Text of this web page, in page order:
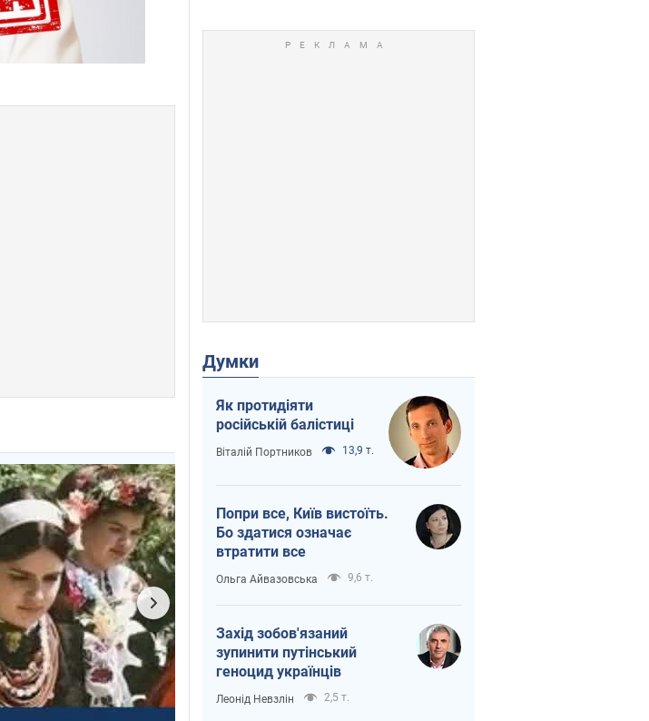
Думки
Як протидіяти
російській балістиці
Віталій Портников 13,9 т.
Попри все, Київ вистоїть.
Бо здатися означає
втратити все
Ольга Айвазовська 9,6 т.
Захід зобов'язаний
зупинити путінський
геноцид українців
Леонід Невзлін 2,5 т.